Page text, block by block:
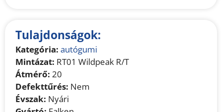
Tulajdonságok:
Kategória: autógumi
Mintázat: RT01 Wildpeak R/T
Átmérő: 20
Defekttűrés: Nem
Évszak: Nyári